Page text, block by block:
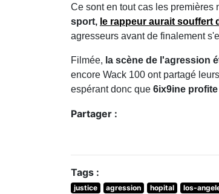
Ce sont en tout cas les
sport, le rappeur aurait souffert
agresseurs avant de finalement
Filmée, la scène de l'agression
encore Wack 100 ont partagé
espérant donc que 6ix9ine
Partager :
Tags :
justice agression hopital los-